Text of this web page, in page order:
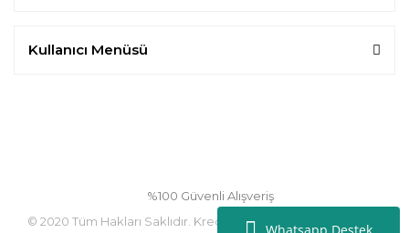
Whatsapp Destek
Kullanıcı Menüsü
%100 Güvenli Alışveriş
© 2020 Tüm Hakları Saklıdır. Kredi Kartı Bilgileriniz 256bit SSL